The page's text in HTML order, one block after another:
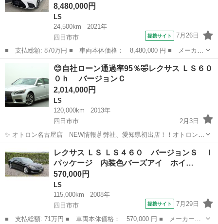
8,480,000円
LS
24,500km
2021年
四日市市
提携サイト 7月26日
■ 支払総額: 870万円 ■ 車両本体価格： 8,480,000 円 ■ メーカー
名： レクサス ■ 車種名： ＬＳ ■ グレード名： ＬＳ５００
ｈ Ｆスポーツ サンルーフ 黒革シート デジタルインナーミラ
ー ２０ＡＷ ...
四日市市
😊自社ローン通過率95％🤣レクサス ＬＳ６０
０ｈ バージョンＣ
2,014,000円
LS
120,000km
2013年
四日市市
2月3日
✨ オトロン名古屋店 NEW情報✌️ 弊社、愛知県初出店！！オトロン名
古屋店です！ 月々2万円台～ご提案できる車多々ご提案できます！！
✨お客様のご要望もあり、大好評につきなんと大延長！！ 今年も大
好...
レクサス ＬＳ ＬＳ４６０ バージョンＳ Ｉ
パッケージ 内装色バーズアイ ホイ…
570,000円
LS
115,000km
2008年
四日市市
提携サイト 7月29日
■ 支払総額: 71万円 ■ 車両本体価格： 570,000 円 ■ メーカー